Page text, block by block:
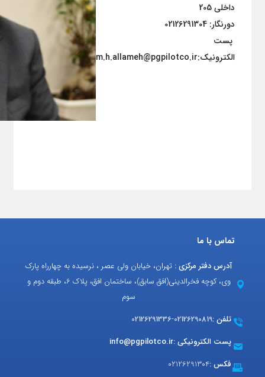
داخلی 205
دورنگار: 02126291304
پست
الکترونیک:m.h.allameh@pgpilotco.ir
تماس با ما
آدرس دفتر مرکزی : تهران، خیابان ولی عصر ، نرسیده به چهارراه پارک
وی، کوچه فخرالدینی(افق سابق)، ساختمان افق، پلاک 6، طبقه دوم و
سوم
تلفن :02126290819
-
02126291336
پست الکترونیکی :info@pgpilotco.ir
فکس :02126291304